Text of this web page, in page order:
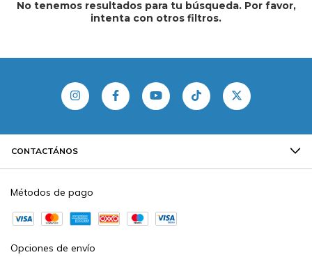
No tenemos resultados para tu búsqueda. Por favor,
intenta con otros filtros.
CONTACTÁNOS
Métodos de pago
Opciones de envío